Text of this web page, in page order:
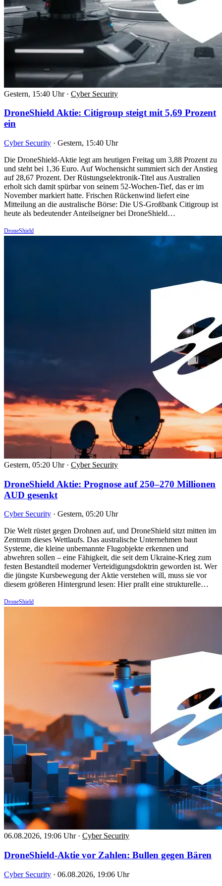
Gestern, 15:40 Uhr · Cyber Security
DroneShield Aktie: Citigroup steigt mit 5,69 Prozent
ein
Cyber Security · Gestern, 15:40 Uhr
Die DroneShield-Aktie legt am heutigen Freitag um 3,88 Prozent zu
und steht bei 1,36 Euro. Auf Wochensicht summiert sich der Anstieg
auf 28,67 Prozent. Der Rüstungselektronik-Titel aus Australien
erholt sich damit spürbar von seinem 52-Wochen-Tief, das er im
November markiert hatte. Frischen Rückenwind liefert eine
Mitteilung an die australische Börse: Die US-Großbank Citigroup ist
heute als bedeutender Anteilseigner bei DroneShield…
DroneShield
Gestern, 05:20 Uhr · Cyber Security
DroneShield Aktie: Prognose auf 250–270 Millionen
AUD gesenkt
Cyber Security · Gestern, 05:20 Uhr
Die Welt rüstet gegen Drohnen auf, und DroneShield sitzt mitten im
Zentrum dieses Wettlaufs. Das australische Unternehmen baut
Systeme, die kleine unbemannte Flugobjekte erkennen und
abwehren sollen – eine Fähigkeit, die seit dem Ukraine-Krieg zum
festen Bestandteil moderner Verteidigungsdoktrin geworden ist. Wer
die jüngste Kursbewegung der Aktie verstehen will, muss sie vor
diesem größeren Hintergrund lesen: Hier prallt eine strukturelle…
DroneShield
06.08.2026, 19:06 Uhr · Cyber Security
DroneShield-Aktie vor Zahlen: Bullen gegen Bären
Cyber Security · 06.08.2026, 19:06 Uhr